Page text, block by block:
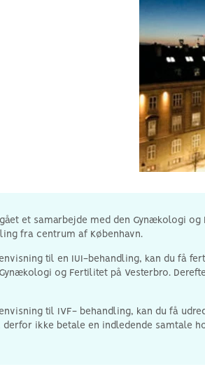
et samarbejde med den Gynækologi
fra centrum af København.
til en IUI-behandling, kan du få
og Fertilitet på Vesterbro.
til IVF- behandling, kan du få
derfor ikke betale en indledende samtale